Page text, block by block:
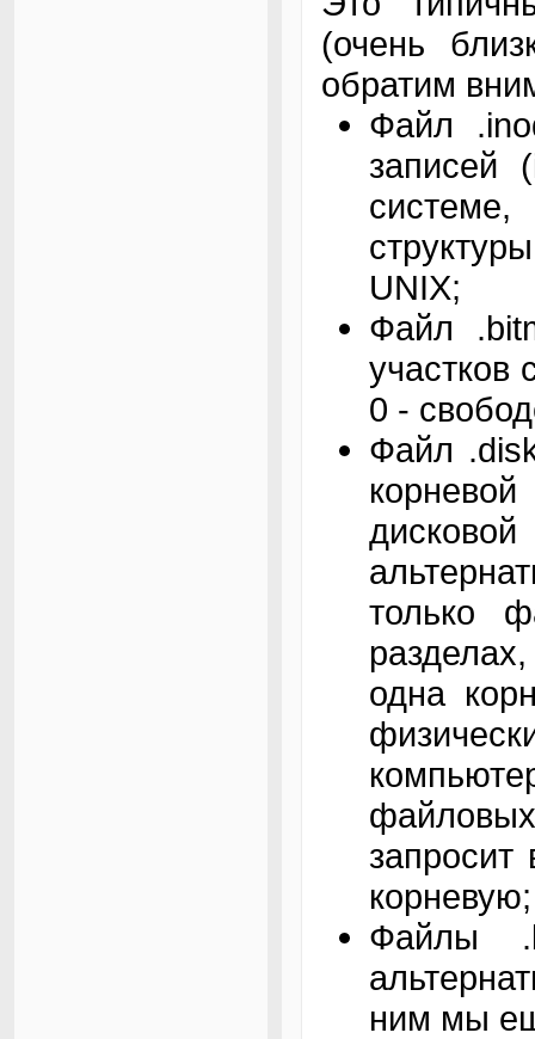
drwxr-xr-x 2
drwxr-xr-x 5
drwx--x--x 11
drwxrwxr-x 8
(очень
обратим
Файл
записей
UNIX;
Файл
участков
0 -
Файл
только
одна
запросит
корневую;
Файлы
ним мы